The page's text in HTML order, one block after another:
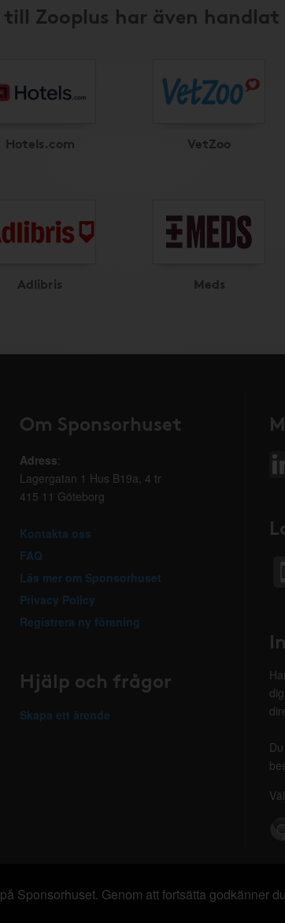
till Zooplus har även
Hotels.com VetZoo
Adlibris Meds
Om Sponsorhuset
Adress:
Lagergatan 1 Hus B19a, 4 tr
415 11 Göteborg
Kontakta oss
FAQ
Läs mer om Sponsorhuset
Privacy Policy
Registrera ny förening
Hjälp och frågor
Skapa ett ärende
Sponsorhuset. Genom att fortsätta godkänner